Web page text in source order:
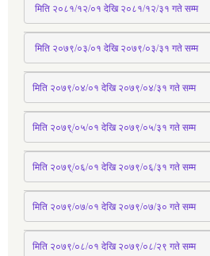
मिति २०८१/१२/०१ देखि २०८१/१२/३१ गते सम्म
मिति २०७९/०३/०१ देखि २०७९/०३/३१ गते सम्म
मिति २०७९/०४/०१ देखि २०७९/०४/३१ गते सम्म
मिति २०७९्/०५/०१ देखि २०७९/०५/३१ गते सम्म
मिति २०७९्/०६/०१ देखि २०७९/०६/३१ गते सम्म
मिति २०७९/०७/०१ देखि २०७९/०७/३० गते सम्म
मिति २०७९/०८/०१ देखि २०७९/०८/२९ गते सम्म